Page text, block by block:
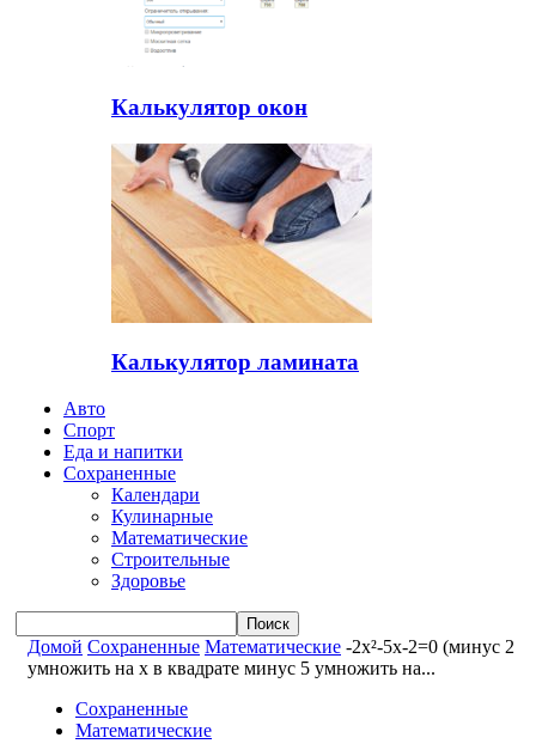
Калькулятор окон
Калькулятор ламината
Авто
Спорт
Еда и напитки
Сохраненные
Календари
Кулинарные
Математические
Строительные
Здоровье
Домой Сохраненные Математические -2x²-5x-2=0 (минус 2
умножить на x в квадрате минус 5 умножить на...
Сохраненные
Математические